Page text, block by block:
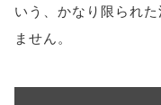
いう、かなり限られ
ません。